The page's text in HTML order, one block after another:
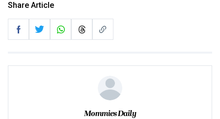
Share Article
Mommies Daily